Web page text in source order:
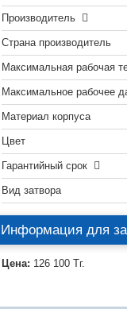
Производитель
Страна производитель
Максимальная рабочая
Максимальное рабочее
Материал корпуса
Цвет
Гарантийный срок
Вид затвора
Информация для
Цена: 126 100 Тг.